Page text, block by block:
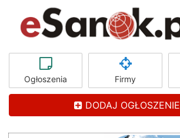
Ogłoszenia Firmy
DODAJ OGŁOSZENIE